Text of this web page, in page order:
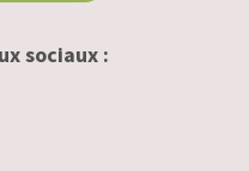
sociaux :